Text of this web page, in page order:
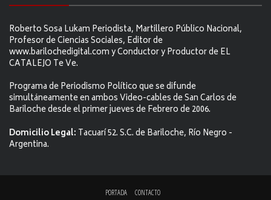
Roberto Sosa Lukam Periodista, Martillero Público Nacional,
Profesor de Ciencias Sociales, Editor de
www.barilochedigital.com y Conductor y Productor de EL
CATALEJO Te Ve.
Programa de Periodismo Político que se difunde
simultáneamente en ambos Video-cables de San Carlos de
Bariloche desde el primer jueves de Febrero de 2006.
Domicilio Legal: Tacuarí 52. S.C. de Bariloche, Río Negro -
Argentina.
PORTADA CONTACTO